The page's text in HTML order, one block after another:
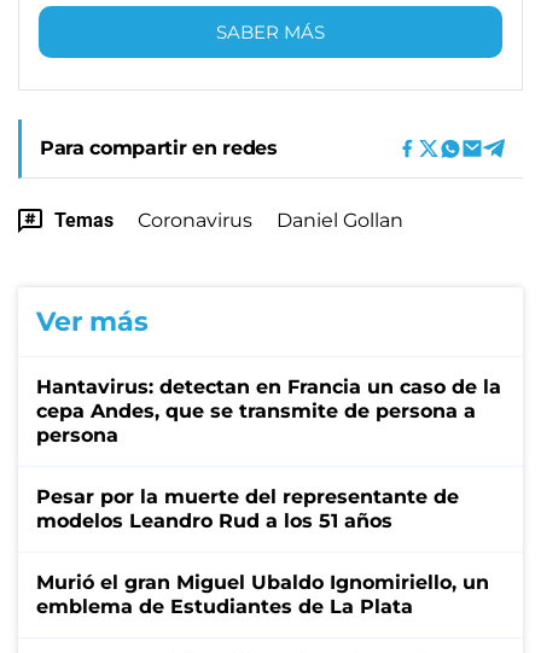
SABER MÁS
Para compartir en redes
Temas Coronavirus Daniel Gollan
Ver más
Hantavirus: detectan en Francia un caso de la
cepa Andes, que se transmite de persona a
persona
Pesar por la muerte del representante de
modelos Leandro Rud a los 51 años
Murió el gran Miguel Ubaldo Ignomiriello, un
emblema de Estudiantes de La Plata